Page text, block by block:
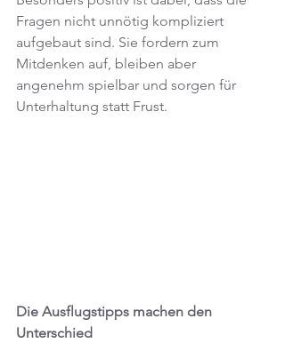
Fragen nicht unnötig kompliziert
aufgebaut sind. Sie fordern zum
Mitdenken auf, bleiben aber
angenehm spielbar und sorgen für
Unterhaltung statt Frust.
Die Ausflugstipps machen den
Unterschied